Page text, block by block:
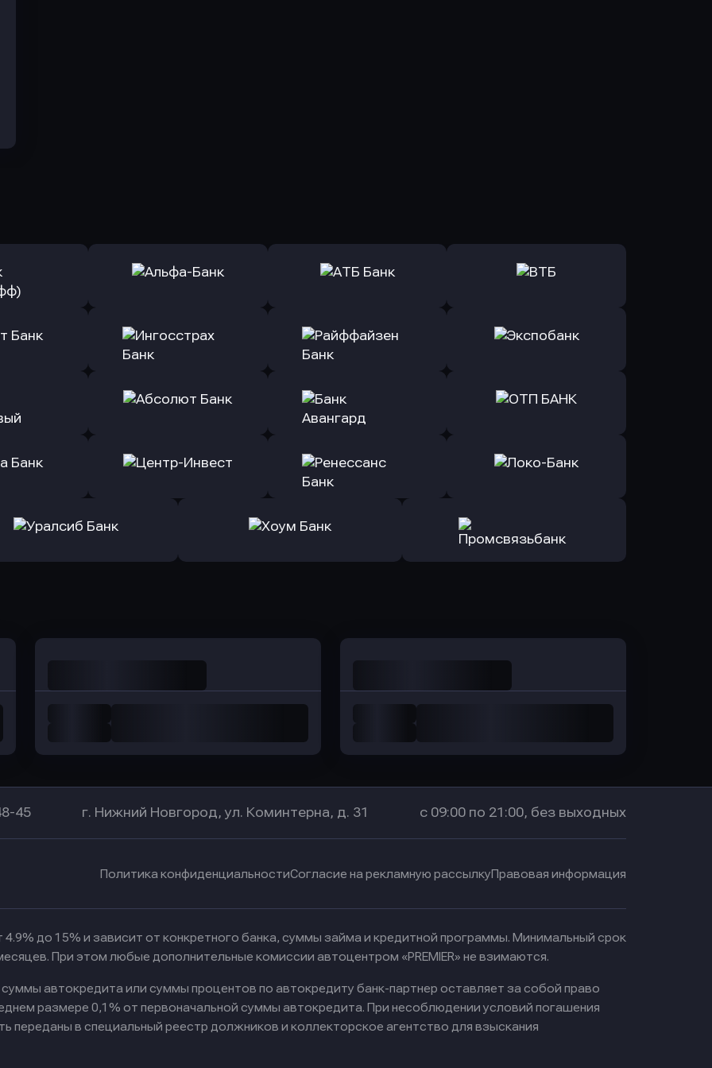
заявку
Оправить заявку
в Альфа-Банк
Оправить заявку
в АТБ Банк
Оправить заявку
заявку
Банк
Оправить заявку
Оправить заявку
в Райффайзен Банк
Оправить заявку
заявку
Оправить заявку
Оправить заявку
в Банк Авангард
Оправить заявку
заявку
Оправить заявку
в Локо-Банк
45 г. Нижний Новгород, ул. Коминтерна, д. 31 с 09:00 по 21:00, без выходных
Политика конфиденциальностиСогласие на рекламную рассылкуПравовая информация
4.9% до 15% и зависит от конкретного банка, суммы займа и кредитной программы. Минимальный срок
При этом любые дополнительные комиссии автоцентром «PREMIER» не взимаются.
автокредита или суммы процентов по автокредиту банк-партнер оставляет за собой право
размере 0,1% от первоначальной суммы автокредита. При несоблюдении условий погашения
переданы в специальный реестр должников и коллекторское агентство для взыскания